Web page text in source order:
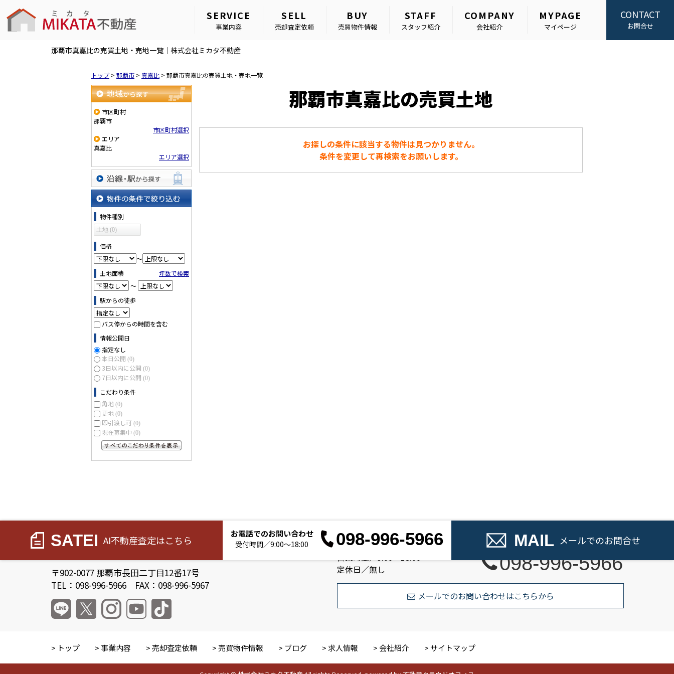
SERVICE
事業内容
SELL
売却査定依頼
BUY
売買物件情報
STAFF
スタッフ紹介
COMPANY
会社紹介
MYPAGE
マイページ
CONTACT
お問合せ
那覇市真嘉比の売買土地・売地一覧｜株式会社ミカタ不動産
トップ > 那覇市 > 真嘉比 > 那覇市真嘉比の売買土地・売地一覧
地域から探す
市区町村
那覇市
市区町村選択
エリア
真嘉比
エリア選択
沿線・駅から探す
物件の条件で絞り込む
物件種別
土地 (0)
価格
～
土地面積
坪数で検索
～
駅からの徒歩
バス停からの時間を含む
情報公開日
指定なし
本日公開 (0)
3日以内に公開 (0)
7日以内に公開 (0)
こだわり条件
角地 (0)
更地 (0)
即引渡し可 (0)
現在募集中 (0)
那覇市真嘉比の売買土地
お探しの条件に該当する物件は見つかりません。
条件を変更して再検索をお願いします。
SATEI AI不動産査定はこちら
お電話でのお問い合わせ
受付時間／9:00～18:00 098-996-5966 MAIL メールでのお問合せ
〒902-0077 那覇市長田二丁目12番17号
TEL：098-996-5966 FAX：098-996-5967
お電話でのお問い合わせ
定休日／無し
098-996-5966
メールでのお問い合わせはこちらから
トップ 事業内容 売却査定依頼 売買物件情報 ブログ 求人情報 会社紹介 サイトマップ